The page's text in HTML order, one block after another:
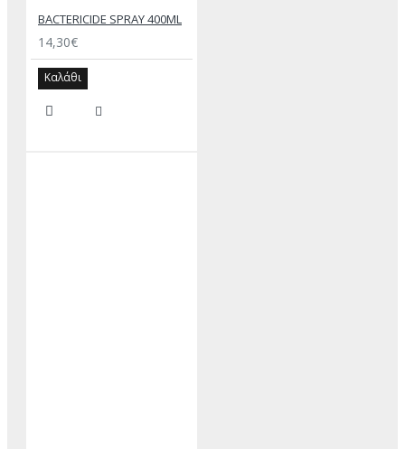
BACTERICIDE SPRAY 400ML
14,30€
Καλάθι